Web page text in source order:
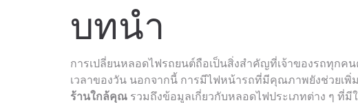
บทนำ
การเปลี่ยนหลอดไฟรถยนต์ถือเป็นสิ่งสำคัญที่เจ้าของรถทุก
เวลาของวัน นอกจากนี้ การมีไฟหน้ารถที่มีคุณภาพยังช่วยเ
ร้านใกล้คุณ รวมถึงข้อมูลเกี่ยวกับหลอดไฟประเภทต่าง ๆ ที่